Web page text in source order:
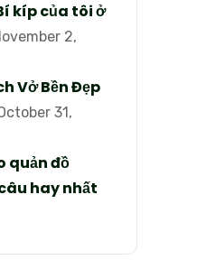
kíp của tôi ở
2,
Vở Bền Đẹp
31,
quản đồ
hay nhất